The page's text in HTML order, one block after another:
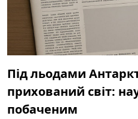
Під льодами
прихований світ:
побаченим